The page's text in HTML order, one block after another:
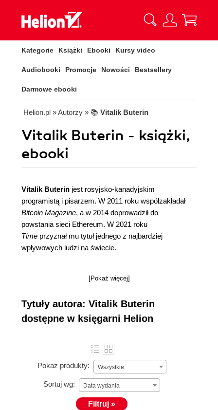
Kategorie Książki Ebooki Kursy video
Audiobooki Promocje Nowości Bestsellery
Darmowe ebooki
Helion.pl » Autorzy » 📚 Vitalik Buterin
Vitalik Buterin - książki,
ebooki
Vitalik Buterin jest rosyjsko-kanadyjskim
programistą i pisarzem. W 2011 roku współzakładał
Bitcoin Magazine, a w 2014 doprowadził do
powstania sieci Ethereum. W 2021 roku
Time przyznał mu tytuł jednego z najbardziej
wpływowych ludzi na świecie.
[Pokaż więcej]
Tytuły autora: Vitalik Buterin
dostępne w księgarni Helion
Pokaż produkty: Wszystkie
Sortuj wg: Data wydania
Filtruj »